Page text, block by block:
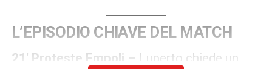
L’EPISODIO CHIAVE DEL MATCH
21′ Proteste Empoli – Luperto chiede un